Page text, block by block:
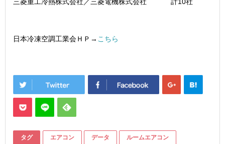
日本冷凍空調工業会ＨＰ→ こちら
タグ エアコン データ ルームエアコン